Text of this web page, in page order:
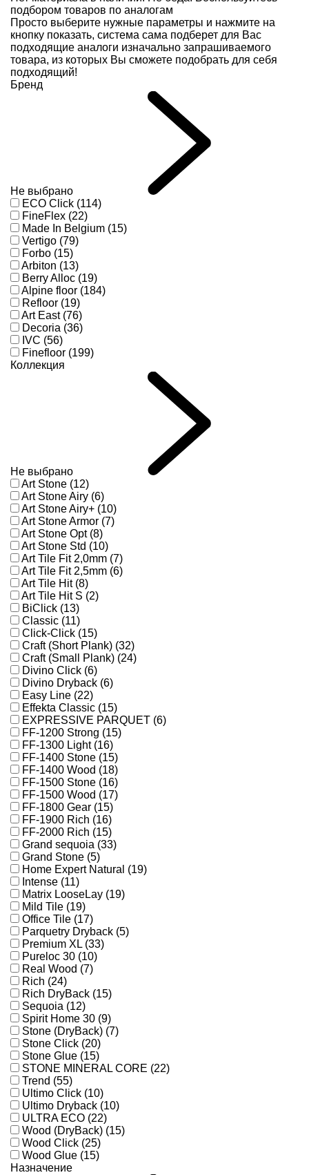
подбором товаров по аналогам
Просто выберите нужные параметры и нажмите на
кнопку показать, система сама подберет для Вас
подходящие аналоги изначально запрашиваемого
товара, из которых Вы сможете подобрать для себя
подходящий!
Бренд
Не выбрано
ECO Click (114)
FineFlex (22)
Made In Belgium (15)
Vertigo (79)
Forbo (15)
Arbiton (13)
Berry Alloc (19)
Alpine floor (184)
Refloor (19)
Art East (76)
Decoria (36)
IVC (56)
Finefloor (199)
Коллекция
Не выбрано
Art Stone (12)
Art Stone Airy (6)
Art Stone Airy+ (10)
Art Stone Armor (7)
Art Stone Opt (8)
Art Stone Std (10)
Art Tile Fit 2,0mm (7)
Art Tile Fit 2,5mm (6)
Art Tile Hit (8)
Art Tile Hit S (2)
BiClick (13)
Classic (11)
Click-Click (15)
Craft (Short Plank) (32)
Craft (Small Plank) (24)
Divino Click (6)
Divino Dryback (6)
Easy Line (22)
Effekta Classic (15)
EXPRESSIVE PARQUET (6)
FF-1200 Strong (15)
FF-1300 Light (16)
FF-1400 Stone (15)
FF-1400 Wood (18)
FF-1500 Stone (16)
FF-1500 Wood (17)
FF-1800 Gear (15)
FF-1900 Rich (16)
FF-2000 Rich (15)
Grand sequoia (33)
Grand Stone (5)
Home Expert Natural (19)
Intense (11)
Matrix LooseLay (19)
Mild Tile (19)
Office Tile (17)
Parquetry Dryback (5)
Premium XL (33)
Pureloc 30 (10)
Real Wood (7)
Rich (24)
Rich DryBack (15)
Sequoia (12)
Spirit Home 30 (9)
Stone (DryBack) (7)
Stone Click (20)
Stone Glue (15)
STONE MINERAL CORE (22)
Trend (55)
Ultimo Click (10)
Ultimo Dryback (10)
ULTRA ECO (22)
Wood (DryBack) (15)
Wood Click (25)
Wood Glue (15)
Назначение